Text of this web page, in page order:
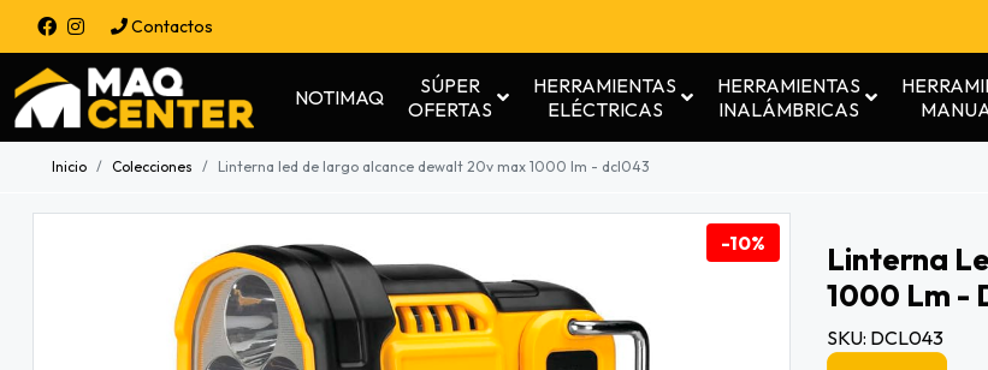
Contactos
NOTIMAQ
SÚPER
OFERTAS
HERRAMIENTAS
ELÉCTRICAS
HERRAMIENTAS
INALÁMBRICAS
Inicio Colecciones Linterna led de largo alcance dewalt 20v max 1000 lm - dcl043
-10%
Linterna
1000 Lm -
SKU: DCL043